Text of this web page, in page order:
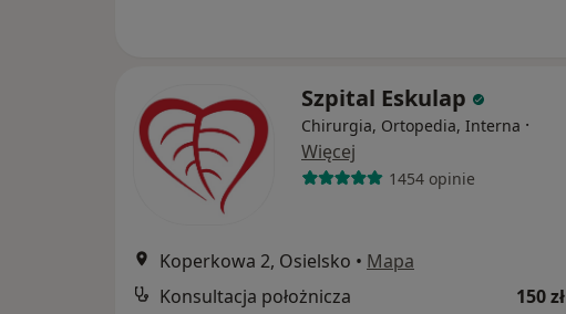
Szpital Eskulap
Chirurgia, Ortopedia, Interna ·
Więcej
1454 opinie
Koperkowa 2, Osielsko • Mapa
Konsultacja położnicza
150 zł